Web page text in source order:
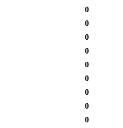
0
0
0
0
0
0
0
0
0